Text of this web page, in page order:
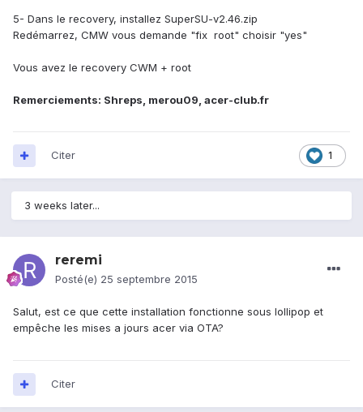
5- Dans le recovery, installez SuperSU-v2.46.zip
Redémarrez, CMW vous demande "fix root" choisir "yes"
Vous avez le recovery CWM + root
Remerciements: Shreps, merou09, acer-club.fr
1
Citer
3 weeks later...
reremi
Posté(e) 25 septembre 2015
Salut, est ce que cette installation fonctionne sous lollipop et
empêche les mises a jours acer via OTA?
Citer